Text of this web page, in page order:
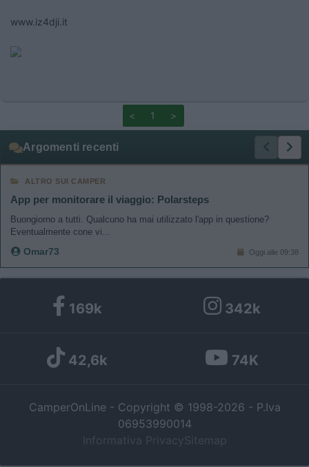
www.iz4dji.it
< 1 >
Argomenti recenti
ALTRO SUI CAMPER
App per monitorare il viaggio: Polarsteps
Buongiorno a tutti. Qualcuno ha mai utilizzato l'app in questione?
Eventualmente cone vi...
Omar73 Oggi alle 09:38
169k 342k
42,6k 74K
CamperOnLine - Copyright © 1998-2026 - P.Iva
06953990014
Informativa Privacy Sitemap